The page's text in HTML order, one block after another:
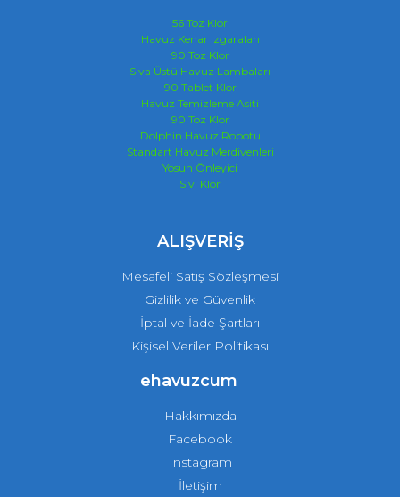
56 Toz Klor
Havuz Kenar Izgaraları
90 Toz Klor
Sıva Üstü Havuz Lambaları
90 Tablet Klor
Havuz Temizleme Asiti
90 Toz Klor
Dolphin Havuz Robotu
Standart Havuz Merdivenleri
Yosun Önleyici
Sıvı Klor
ALIŞVERİŞ
Mesafeli Satış Sözleşmesi
Gizlilik ve Güvenlik
İptal ve İade Şartları
Kişisel Veriler Politikası
ehavuzcum
Hakkımızda
Facebook
Instagram
İletişim